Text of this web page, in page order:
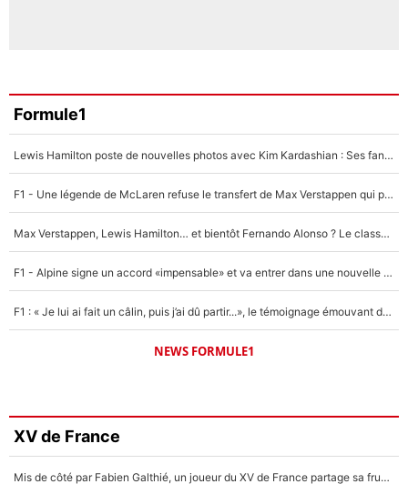
Formule1
Lewis Hamilton poste de nouvelles photos avec Kim Kardashian : Ses fans le voient déjà redevenir champion du monde de F1 grâce à elle !
F1 - Une légende de McLaren refuse le transfert de Max Verstappen qui pourrait «faire des vagues» et plomber l'ambiance dans l'équipe
Max Verstappen, Lewis Hamilton… et bientôt Fernando Alonso ? Le classement des pilotes les mieux payés en Formule 1 risque de changer !
F1 - Alpine signe un accord «impensable» et va entrer dans une nouvelle dimension : Grande nouvelle pour Pierre Gasly !
F1 : « Je lui ai fait un câlin, puis j’ai dû partir...», le témoignage émouvant de Max Verstappen sur sa fille
NEWS FORMULE1
XV de France
Mis de côté par Fabien Galthié, un joueur du XV de France partage sa frustration : «ils ne me l’ont pas dit tout de suite»